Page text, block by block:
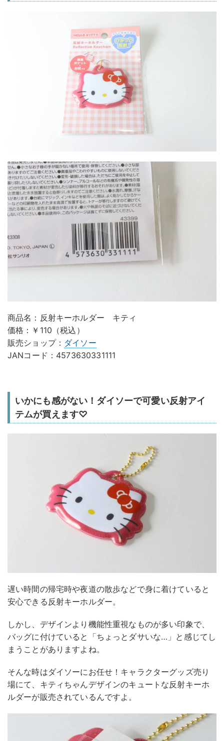
商品名：反射キーホルダー キティ
価格：￥110（税込）
販売ショップ： ダイソー
JANコード：4573630331111
いかにも感がない！ダイソーで可愛い反射アイ
テムが買えます♡
遅い時間の帰宅時や夜道の散歩などで身に着けていると
安心できる反射キーホルダー。
しかし、デザインより機能性重視なものが多い印象で、
バッグに付けていると「ちょっとダサいな…」と感じてし
まうことがありますよね。
そんな時はダイソーにお任せ！キャラクターグッズ売り
場にて、キティちゃんデザインのキュートな反射キーホ
ルダーが販売されているんですよ。